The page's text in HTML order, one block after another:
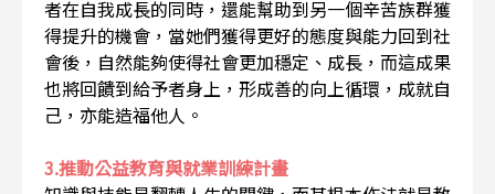
者在自我成長的同時，還能幫助到另一個辛苦族群獲
得提升的機會，當她們獲得更好的態度與能力回到社
會後，自然能夠使得社會更加穩定、成長，而這成果
也將回饋到給予者身上，形成善的向上循環，成就自
己，亦能造福他人。
3.推動公益教育與就業訓練計畫